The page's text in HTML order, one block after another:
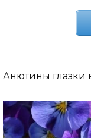
Анютины глазки